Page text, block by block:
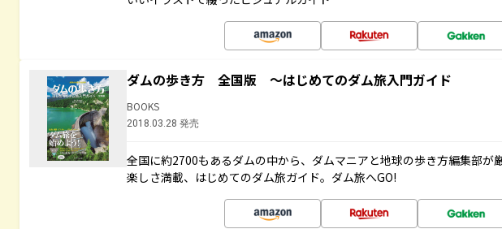
ダムの歩き方 全国版 ～はじめてのダム旅入門ガイド
BOOKS
2018.03.28 発売
全国に約2700もあるダムの中から、ダムマニアと地球の歩き方編集部が
楽しさ満載、はじめてのダム旅ガイド。ダム旅へGO!